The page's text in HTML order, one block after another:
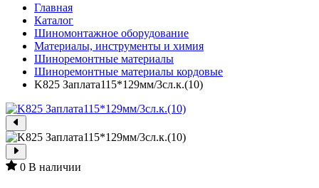
Главная
Каталог
Шиномонтажное оборудование
Материалы, инструменты и химия
Шиноремонтные материалы
Шиноремонтные материалы кордовые
K825 Заплата115*129мм/3сл.к.(10)
0 В наличии